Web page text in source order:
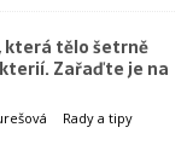
tělo šetrně
Zařaďte je na
Rady a tipy